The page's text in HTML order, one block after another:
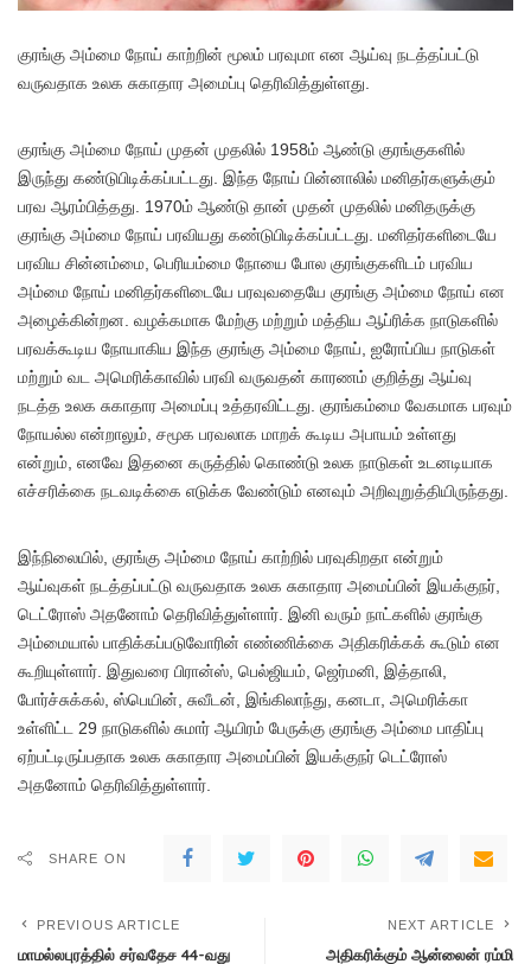
குரங்கு அம்மை நோய் காற்றின் மூலம் பரவுமா என ஆய்வு நடத்தப்பட்டு
வருவதாக உலக சுகாதார அமைப்பு தெரிவித்துள்ளது.
குரங்கு அம்மை நோய் முதன் முதலில் 1958ம் ஆண்டு குரங்குகளில்
இருந்து கண்டுபிடிக்கப்பட்டது. இந்த நோய் பின்னாலில் மனிதர்களுக்கும்
பரவ ஆரம்பித்தது. 1970ம் ஆண்டு தான் முதன் முதலில் மனிதருக்கு
குரங்கு அம்மை நோய் பரவியது கண்டுபிடிக்கப்பட்டது. மனிதர்களிடையே
பரவிய சின்னம்மை, பெரியம்மை நோயை போல குரங்குகளிடம் பரவிய
அம்மை நோய் மனிதர்களிடையே பரவுவதையே குரங்கு அம்மை நோய் என
அழைக்கின்றன. வழக்கமாக மேற்கு மற்றும் மத்திய ஆப்ரிக்க நாடுகளில்
பரவக்கூடிய நோயாகிய இந்த குரங்கு அம்மை நோய், ஐரோப்பிய நாடுகள்
மற்றும் வட அமெரிக்காவில் பரவி வருவதன் காரணம் குறித்து ஆய்வு
நடத்த உலக சுகாதார அமைப்பு உத்தரவிட்டது. குரங்கம்மை வேகமாக பரவும்
நோயல்ல என்றாலும், சமூக பரவலாக மாறக் கூடிய அபாயம் உள்ளது
என்றும், எனவே இதனை கருத்தில் கொண்டு உலக நாடுகள் உடனடியாக
எச்சரிக்கை நடவடிக்கை எடுக்க வேண்டும் எனவும் அறிவுறுத்தியிருந்தது.
இந்நிலையில், குரங்கு அம்மை நோய் காற்றில் பரவுகிறதா என்றும்
ஆய்வுகள் நடத்தப்பட்டு வருவதாக உலக சுகாதார அமைப்பின் இயக்குநர்,
டெட்ரோஸ் அதனோம் தெரிவித்துள்ளார். இனி வரும் நாட்களில் குரங்கு
அம்மையால் பாதிக்கப்படுவோரின் எண்ணிக்கை அதிகரிக்கக் கூடும் என
கூறியுள்ளார். இதுவரை பிரான்ஸ், பெல்ஜியம், ஜெர்மனி, இத்தாலி,
போர்ச்சுக்கல், ஸ்பெயின், சுவீடன், இங்கிலாந்து, கனடா, அமெரிக்கா
உள்ளிட்ட 29 நாடுகளில் சுமார் ஆயிரம் பேருக்கு குரங்கு அம்மை பாதிப்பு
ஏற்பட்டிருப்பதாக உலக சுகாதார அமைப்பின் இயக்குநர் டெட்ரோஸ்
அதனோம் தெரிவித்துள்ளார்.
SHARE ON
PREVIOUS ARTICLE
மாமல்லபுரத்தில் சர்வதேச 44-வது
NEXT ARTICLE
அதிகரிக்கும் ஆன்லைன் ரம்மி